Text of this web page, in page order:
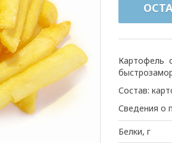
Картофель
Состав:
Сведения о
Белки, г